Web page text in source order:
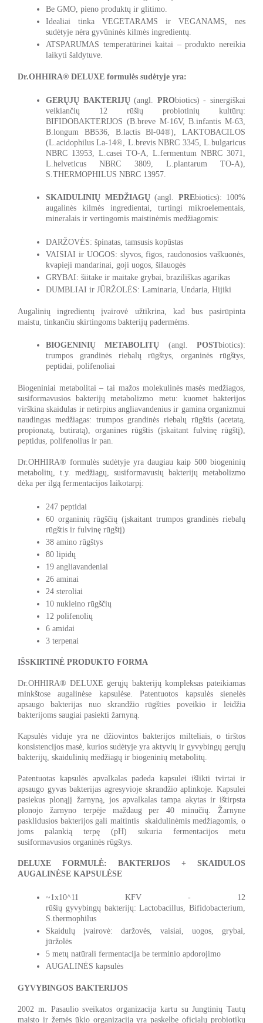
Be GMO, pieno produktų ir glitimo.
Idealiai tinka VEGETARAMS ir VEGANAMS, nes
sudėtyje nėra gyvūninės kilmės ingredientų.
ATSPARUMAS temperatūrinei kaitai – produkto nereikia
laikyti šaldytuve.
Dr.OHHIRA® DELUXE formulės sudėtyje yra:
GERŲJŲ BAKTERIJŲ (angl. PRObiotics) - sinergiškai
veikiančių 12 rūšių probiotinių kultūrų:
BIFIDOBAKTERIJOS (B.breve M-16V, B.infantis M-63,
B.longum BB536, B.lactis Bl-04®), LAKTOBACILOS
(L.acidophilus La-14®, L.brevis NBRC 3345, L.bulgaricus
NBRC 13953, L.casei TO-A, L.fermentum NBRC 3071,
L.helveticus NBRC 3809, L.plantarum TO-A),
S.THERMOPHILUS NBRC 13957.
SKAIDULINIŲ MEDŽIAGŲ(angl. PREbiotics): 100%
augalinės kilmės ingredientai, turtingi mikroelementais,
mineralais ir vertingomis maistinėmis medžiagomis:
DARŽOVĖS: špinatas, tamsusis kopūstas
VAISIAI ir UOGOS: slyvos, figos, raudonosios vaškuonės,
kvapieji mandarinai, goji uogos, šilauogės
GRYBAI: šiitake ir maitake grybai, braziliškas agarikas
DUMBLIAI ir JŪRŽOLĖS: Laminaria, Undaria, Hijiki
Augalinių ingredientų įvairovė užtikrina, kad bus pasirūpinta
maistu, tinkančiu skirtingoms bakterijų padermėms.
BIOGENINIŲ METABOLITŲ (angl. POSTbiotics):
trumpos grandinės riebalų rūgštys, organinės rūgštys,
peptidai, polifenoliai
Biogeniniai metabolitai – tai mažos molekulinės masės medžiagos,
susiformavusios bakterijų metabolizmo metu: kuomet bakterijos
virškina skaidulas ir netirpius angliavandenius ir gamina organizmui
naudingas medžiagas: trumpos grandinės riebalų rūgštis (acetatą,
propionatą, butiratą), organines rūgštis (įskaitant fulvinę rūgštį),
peptidus, polifenolius ir pan.
Dr.OHHIRA® formulės sudėtyje yra daugiau kaip 500 biogeninių
metabolitų, t.y. medžiagų, susiformavusių bakterijų metabolizmo
dėka per ilgą fermentacijos laikotarpį:
247 peptidai
60 organinių rūgščių (įskaitant trumpos grandinės riebalų
rūgštis ir fulvinę rūgštį)
38 amino rūgštys
80 lipidų
19 angliavandeniai
26 aminai
24 steroliai
10 nukleino rūgščių
12 polifenolių
6 amidai
3 terpenai
IŠSKIRTINĖ PRODUKTO FORMA
Dr.OHHIRA® DELUXE gerųjų bakterijų kompleksas pateikiamas
minkštose augalinėse kapsulėse. Patentuotos kapsulės sienelės
apsaugo bakterijas nuo skrandžio rūgšties poveikio ir leidžia
bakterijoms saugiai pasiekti žarnyną.
Kapsulės viduje yra ne džiovintos bakterijos milteliais, o tirštos
konsistencijos masė, kurios sudėtyje yra aktyvių ir gyvybingų gerųjų
bakterijų, skaidulinių medžiagų ir biogeninių metabolitų.
Patentuotas kapsulės apvalkalas padeda kapsulei išlikti tvirtai ir
apsaugo gyvas bakterijas agresyvioje skrandžio aplinkoje. Kapsulei
pasiekus plonąjį žarnyną, jos apvalkalas tampa akytas ir ištirpsta
plonojo žarnyno terpėje maždaug per 40 minučių. Žarnyne
pasklidusios bakterijos gali maitintis skaidulinėmis medžiagomis, o
joms palankią terpę (pH) sukuria fermentacijos metu
susiformavusios organinės rūgštys.
DELUXE FORMULĖ: BAKTERIJOS + SKAIDULOS
AUGALINĖSE KAPSULĖSE
~1x10^11 KFV - 12
rūšių gyvybingų bakterijų:Lactobacillus, Bifidobacterium,
S.thermophilus
Skaidulų įvairovė: daržovės, vaisiai, uogos, grybai,
jūržolės
5 metų natūrali fermentacija be terminio apdorojimo
AUGALINĖS kapsulės
GYVYBINGOS BAKTERIJOS
2002 m. Pasaulio sveikatos organizacija kartu su Jungtinių Tautų
maisto ir žemės ūkio organizacija yra paskelbę oficialų probiotikų